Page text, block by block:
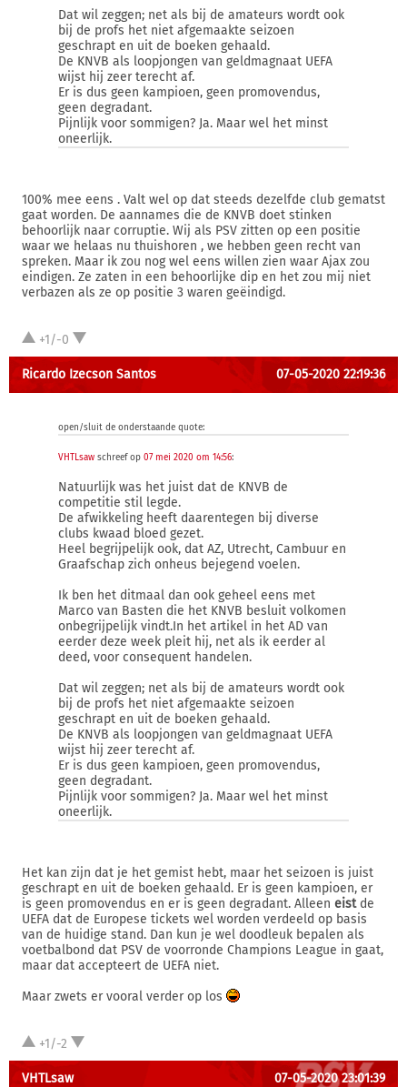
Dat wil zeggen; net als bij de amateurs wordt ook
bij de profs het niet afgemaakte seizoen
geschrapt en uit de boeken gehaald.
De KNVB als loopjongen van geldmagnaat UEFA
wijst hij zeer terecht af.
Er is dus geen kampioen, geen promovendus,
geen degradant.
Pijnlijk voor sommigen? Ja. Maar wel het minst
oneerlijk.
100% mee eens . Valt wel op dat steeds dezelfde club gematst
gaat worden. De aannames die de KNVB doet stinken
behoorlijk naar corruptie. Wij als PSV zitten op een positie
waar we helaas nu thuishoren , we hebben geen recht van
spreken. Maar ik zou nog wel eens willen zien waar Ajax zou
eindigen. Ze zaten in een behoorlijke dip en het zou mij niet
verbazen als ze op positie 3 waren geëindigd.
+1/-0
Ricardo Izecson Santos 07-05-2020 22:19:36
open/sluit de onderstaande quote:
VHTLsaw schreef op 07 mei 2020 om 14:56:
Natuurlijk was het juist dat de KNVB de
competitie stil legde.
De afwikkeling heeft daarentegen bij diverse
clubs kwaad bloed gezet.
Heel begrijpelijk ook, dat AZ, Utrecht, Cambuur en
Graafschap zich onheus bejegend voelen.
Ik ben het ditmaal dan ook geheel eens met
Marco van Basten die het KNVB besluit volkomen
onbegrijpelijk vindt.In het artikel in het AD van
eerder deze week pleit hij, net als ik eerder al
deed, voor consequent handelen.
Dat wil zeggen; net als bij de amateurs wordt ook
bij de profs het niet afgemaakte seizoen
geschrapt en uit de boeken gehaald.
De KNVB als loopjongen van geldmagnaat UEFA
wijst hij zeer terecht af.
Er is dus geen kampioen, geen promovendus,
geen degradant.
Pijnlijk voor sommigen? Ja. Maar wel het minst
oneerlijk.
Het kan zijn dat je het gemist hebt, maar het seizoen is juist
geschrapt en uit de boeken gehaald. Er is geen kampioen, er
is geen promovendus en er is geen degradant. Alleen eistde
UEFA dat de Europese tickets wel worden verdeeld op basis
van de huidige stand. Dan kun je wel doodleuk bepalen als
voetbalbond dat PSV de voorronde Champions League in gaat,
maar dat accepteert de UEFA niet.
Maar zwets er vooral verder op los
+1/-2
VHTLsaw 07-05-2020 23:01:39